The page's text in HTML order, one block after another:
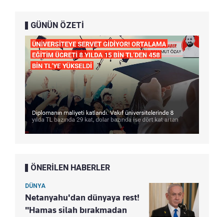
GÜNÜN ÖZETİ
ÖNERİLEN HABERLER
DÜNYA
Netanyahu'dan dünyaya rest!
"Hamas silah bırakmadan